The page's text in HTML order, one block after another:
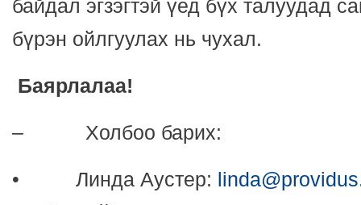
байдал эгзэгтэй үед бүх талуудад
бүрэн ойлгуулах нь чухал.
Баярлалаа!
– Холбоо барих:
• Линда Аустер: